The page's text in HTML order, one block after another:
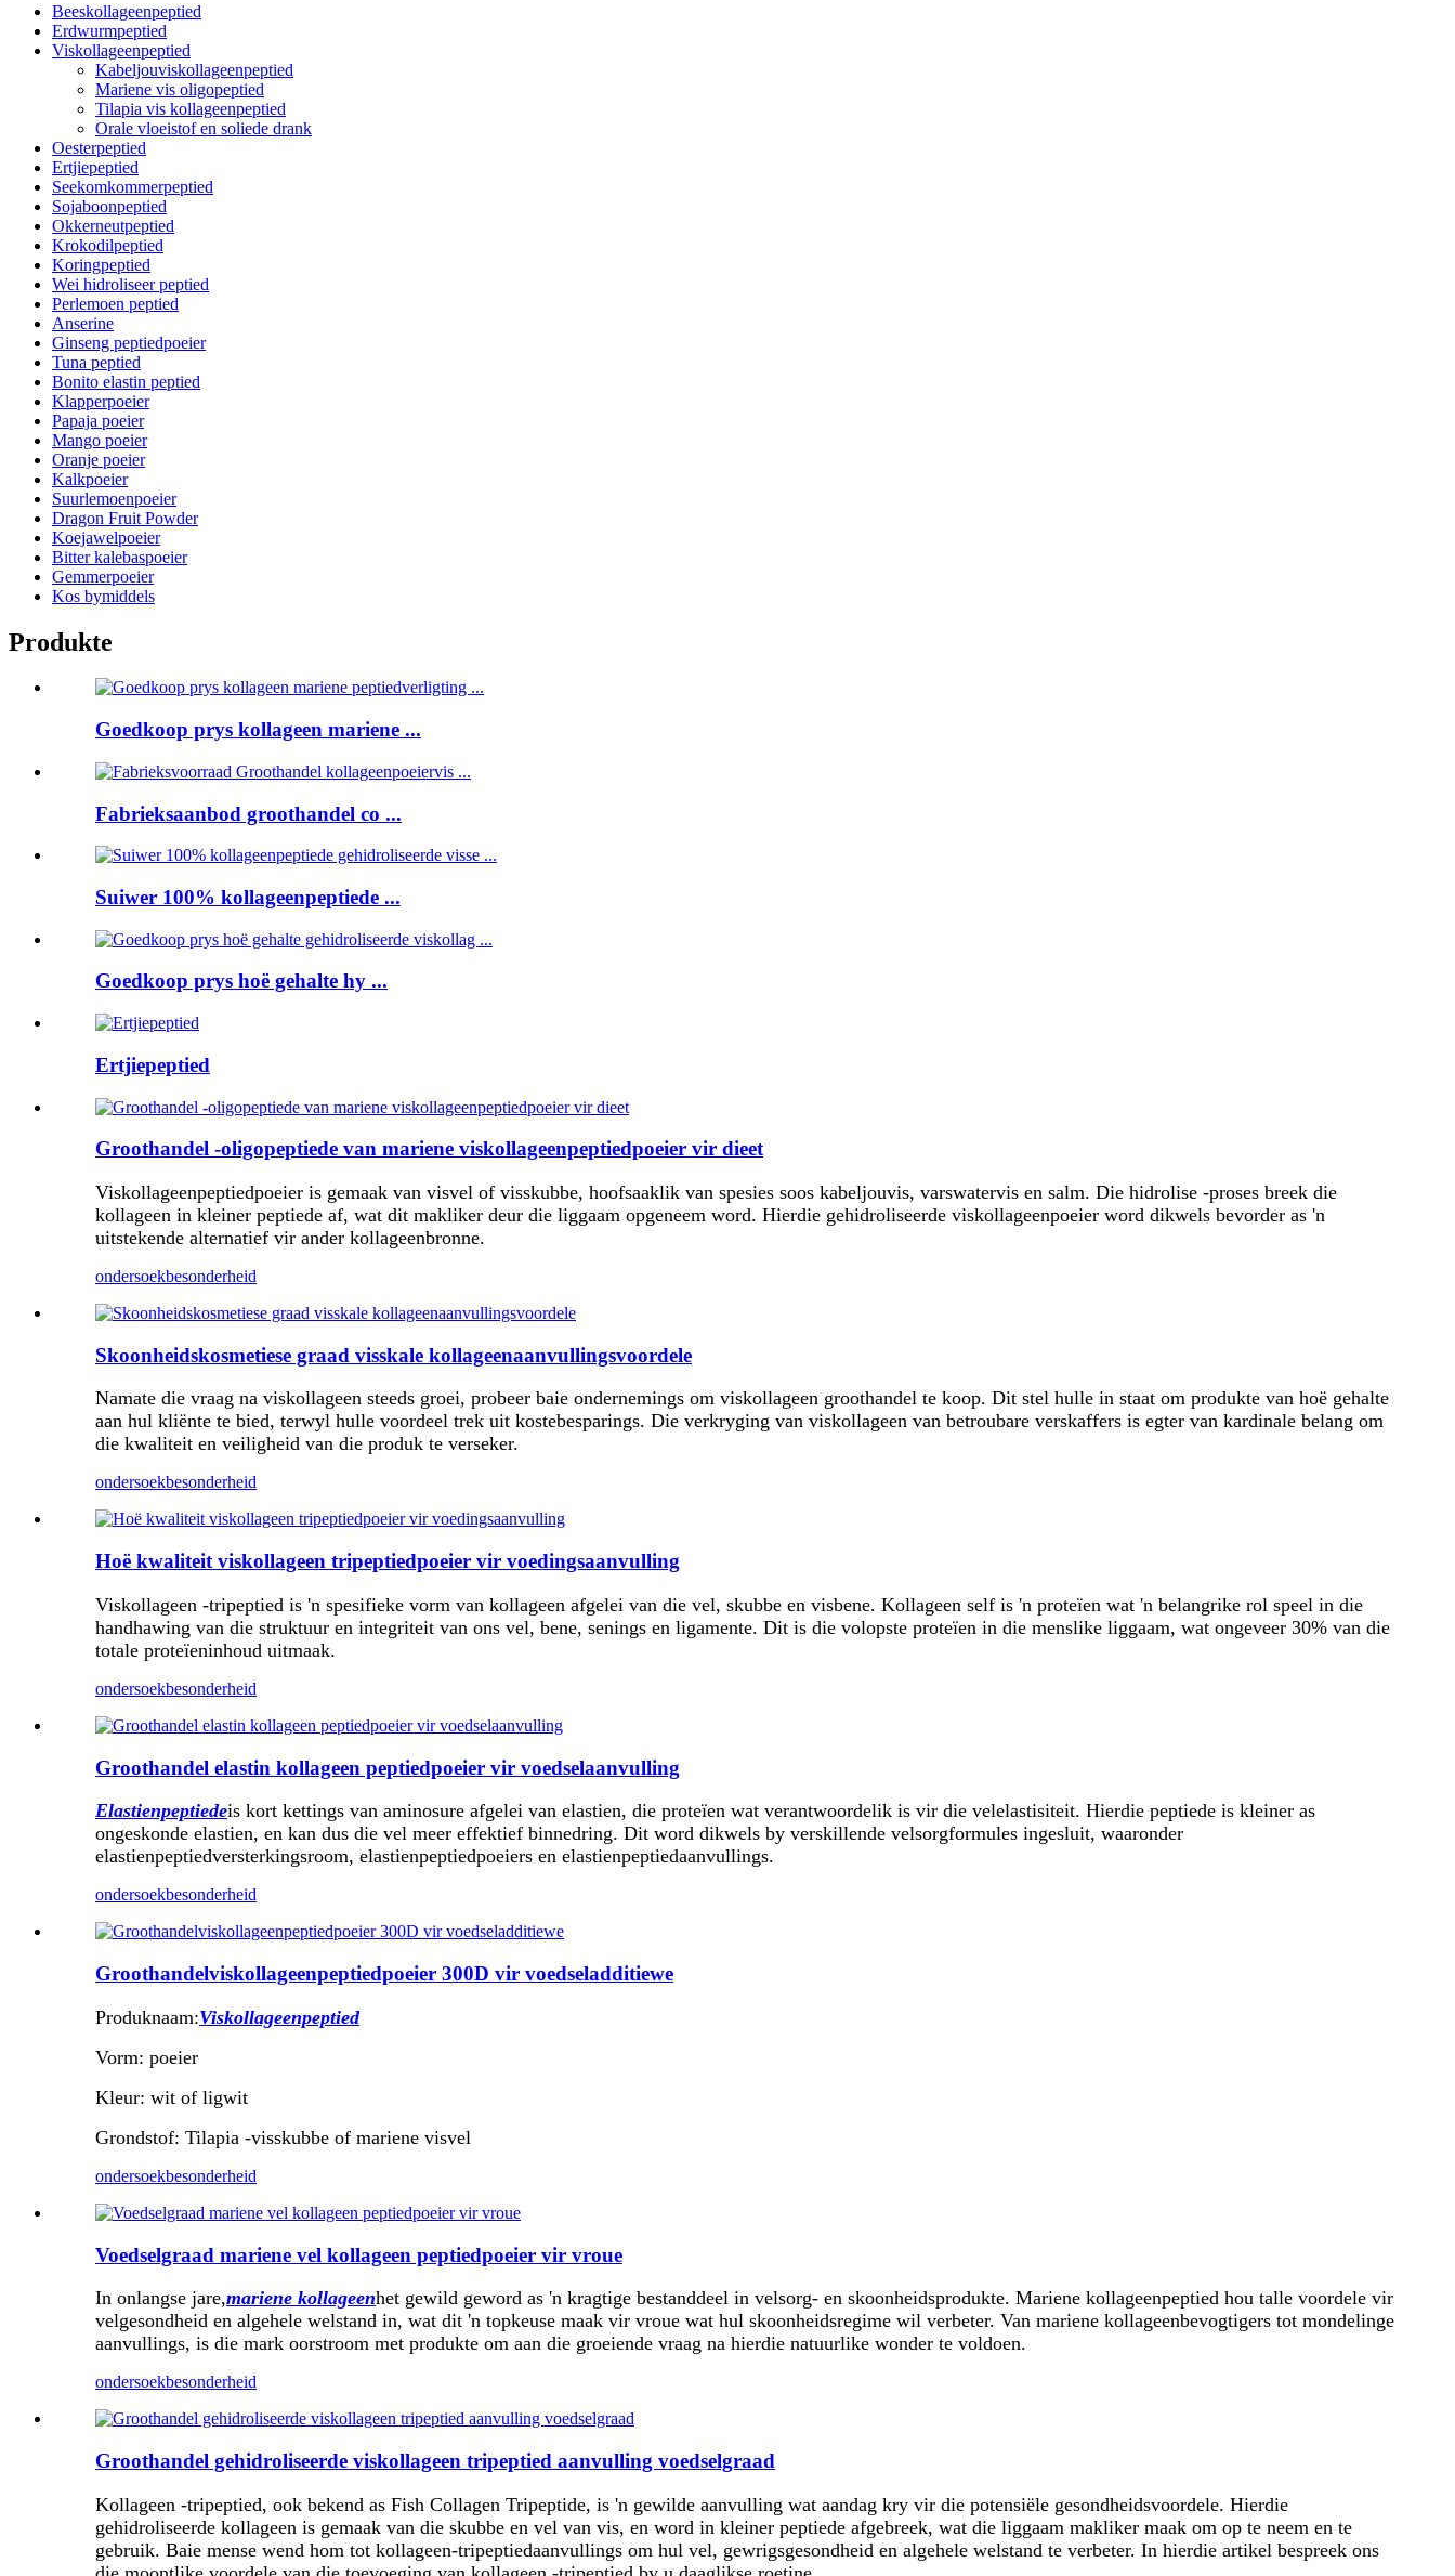
Beeskollageenpeptied
Erdwurmpeptied
Viskollageenpeptied
Kabeljouviskollageenpeptied
Mariene vis oligopeptied
Tilapia vis kollageenpeptied
Orale vloeistof en soliede drank
Oesterpeptied
Ertjiepeptied
Seekomkommerpeptied
Sojaboonpeptied
Okkerneutpeptied
Krokodilpeptied
Koringpeptied
Wei hidroliseer peptied
Perlemoen peptied
Anserine
Ginseng peptiedpoeier
Tuna peptied
Bonito elastin peptied
Klapperpoeier
Papaja poeier
Mango poeier
Oranje poeier
Kalkpoeier
Suurlemoenpoeier
Dragon Fruit Powder
Koejawelpoeier
Bitter kalebaspoeier
Gemmerpoeier
Kos bymiddels
Produkte
Goedkoop prys kollageen mariene ...
Fabrieksaanbod groothandel co ...
Suiwer 100% kollageenpeptiede ...
Goedkoop prys hoë gehalte hy ...
Ertjiepeptied
Groothandel -oligopeptiede van mariene viskollageenpeptiedpoeier vir dieet
Viskollageenpeptiedpoeier is gemaak van visvel of visskubbe, hoofsaaklik van spesies soos kabeljouvis, varswatervis en salm. Die hidrolise -proses breek die
kollageen in kleiner peptiede af, wat dit makliker deur die liggaam opgeneem word. Hierdie gehidroliseerde viskollageenpoeier word dikwels bevorder as 'n
uitstekende alternatief vir ander kollageenbronne.
ondersoekbesonderheid
Skoonheidskosmetiese graad visskale kollageenaanvullingsvoordele
Namate die vraag na viskollageen steeds groei, probeer baie ondernemings om viskollageen groothandel te koop. Dit stel hulle in staat om produkte van hoë gehalte
aan hul kliënte te bied, terwyl hulle voordeel trek uit kostebesparings. Die verkryging van viskollageen van betroubare verskaffers is egter van kardinale belang om
die kwaliteit en veiligheid van die produk te verseker.
ondersoekbesonderheid
Hoë kwaliteit viskollageen tripeptiedpoeier vir voedingsaanvulling
Viskollageen -tripeptied is 'n spesifieke vorm van kollageen afgelei van die vel, skubbe en visbene. Kollageen self is 'n proteïen wat 'n belangrike rol speel in die
handhawing van die struktuur en integriteit van ons vel, bene, senings en ligamente. Dit is die volopste proteïen in die menslike liggaam, wat ongeveer 30% van die
totale proteïeninhoud uitmaak.
ondersoekbesonderheid
Groothandel elastin kollageen peptiedpoeier vir voedselaanvulling
Elastienpeptiedeis kort kettings van aminosure afgelei van elastien, die proteïen wat verantwoordelik is vir die velelastisiteit. Hierdie peptiede is kleiner as
ongeskonde elastien, en kan dus die vel meer effektief binnedring. Dit word dikwels by verskillende velsorgformules ingesluit, waaronder
elastienpeptiedversterkingsroom, elastienpeptiedpoeiers en elastienpeptiedaanvullings.
ondersoekbesonderheid
Groothandelviskollageenpeptiedpoeier 300D vir voedseladditiewe
Produknaam:Viskollageenpeptied
Vorm: poeier
Kleur: wit of ligwit
Grondstof: Tilapia -visskubbe of mariene visvel
ondersoekbesonderheid
Voedselgraad mariene vel kollageen peptiedpoeier vir vroue
In onlangse jare,mariene kollageenhet gewild geword as 'n kragtige bestanddeel in velsorg- en skoonheidsprodukte. Mariene kollageenpeptied hou talle voordele vir
velgesondheid en algehele welstand in, wat dit 'n topkeuse maak vir vroue wat hul skoonheidsregime wil verbeter. Van mariene kollageenbevogtigers tot mondelinge
aanvullings, is die mark oorstroom met produkte om aan die groeiende vraag na hierdie natuurlike wonder te voldoen.
ondersoekbesonderheid
Groothandel gehidroliseerde viskollageen tripeptied aanvulling voedselgraad
Kollageen -tripeptied, ook bekend as Fish Collagen Tripeptide, is 'n gewilde aanvulling wat aandag kry vir die potensiële gesondheidsvoordele. Hierdie
gehidroliseerde kollageen is gemaak van die skubbe en vel van vis, en word in kleiner peptiede afgebreek, wat die liggaam makliker maak om op te neem en te
gebruik. Baie mense wend hom tot kollageen-tripeptiedaanvullings om hul vel, gewrigsgesondheid en algehele welstand te verbeter. In hierdie artikel bespreek ons ​​